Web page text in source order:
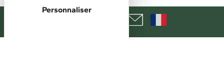
Horaires
Personnaliser